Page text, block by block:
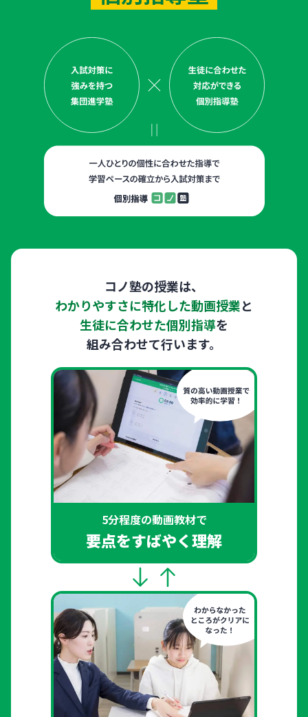
コノ塾の授業は、
わかりやすさに特化した動画授業と
生徒に合わせた個別指導を
組み合わせて行います。
5分程度の動画教材で
要点をすばやく理解